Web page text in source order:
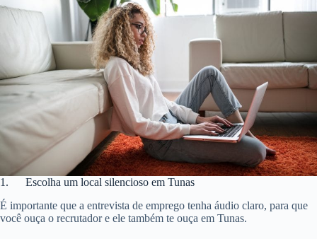
1. Escolha um local silencioso em Tunas
É importante que a entrevista de emprego tenha áudio claro, para que
você ouça o recrutador e ele também te ouça em Tunas.